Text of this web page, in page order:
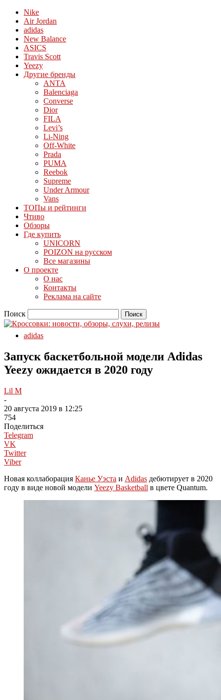
Nike
Air Jordan
adidas
New Balance
ASICS
Travis Scott
Yeezy
Другие бренды
ANTA
Balenciaga
Converse
Dior
FILA
Levi’s
Li-Ning
Off-White
Prada
PUMA
Reebok
Supreme
Under Armour
Vans
ТОПы и рейтинги
Чтиво
Обзоры
Где купить
UNICORN
POIZON на русском
Все магазины
О проекте
О нас
Контакты
Реклама на сайте
Поиск
adidas
Запуск баскетбольной модели Adidas
Yeezy ожидается в 2020 году
Lil M
-
20 августа 2019 в 12:25
754
Поделиться
Telegram
VK
Twitter
Viber
Новая коллаборация Канье Уэста и Adidas дебютирует в 2020
году в виде новой модели Yeezy Basketball в цвете Quantum.